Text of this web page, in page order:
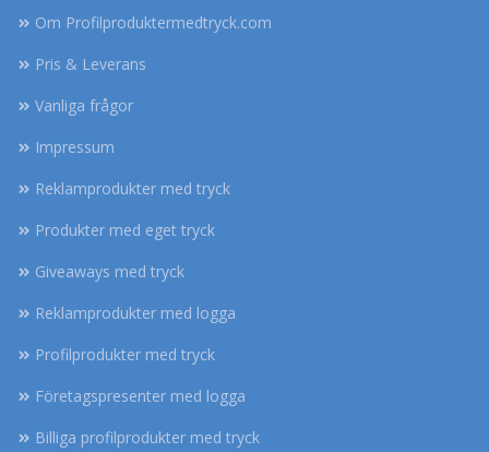
Om Profilproduktermedtryck.com
Pris & Leverans
Vanliga frågor
Impressum
Reklamprodukter med tryck
Produkter med eget tryck
Giveaways med tryck
Reklamprodukter med logga
Profilprodukter med tryck
Företagspresenter med logga
Billiga profilprodukter med tryck